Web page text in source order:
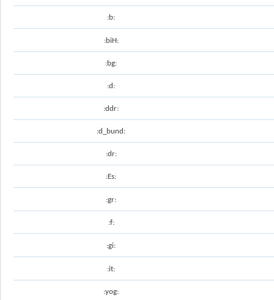
:b:
:biH:
:bg:
:d:
:ddr:
:d_bund:
:dr:
:Es:
:gr:
:f:
:gi:
:it:
:yog: